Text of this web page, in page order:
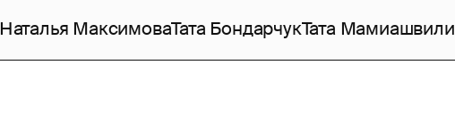
Наталья МаксимоваТата БондарчукТата Мамиашвили